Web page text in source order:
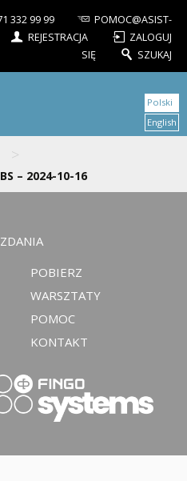
332 99 99
POMOC@ASIST-
REJESTRACJA
ZALOGUJ
SIĘ
SZUKAJ
>
– 2024-10-16
Polski
English
POBIERZ
WARSZTATY
POMOC
KONTAKT